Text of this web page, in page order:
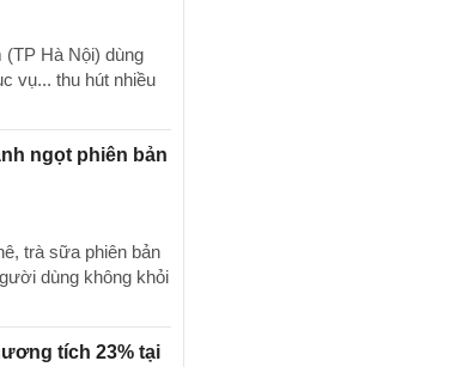
Hà Nội) dùng
vụ... thu hút nhiều
ngọt phiên bản
trà sữa phiên bản
dùng không khỏi
tích 23% tại